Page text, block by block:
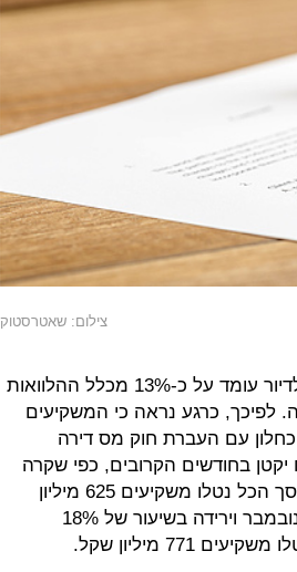
צילום: שאטרסטוק
הסכום אותו נוטלים משקיעים מסך ההלוואות לדיור עומד על כ-13% מכלל ההלוואות
לפיכך, כרגע נראה כי המשקיעים
עם העברת חוק מס דירה
בחודשים הקרובים, כפי שקרה
לאחר העלאת מס הרכישה בחודש יוני 2015. בסך הכל נטלו משקיעים 625 מיליון
שקל בדצמבר, ירידה של 3% בהשוואה לחודש נובמבר וירידה בשיעור של 18%
מיליון שקל.